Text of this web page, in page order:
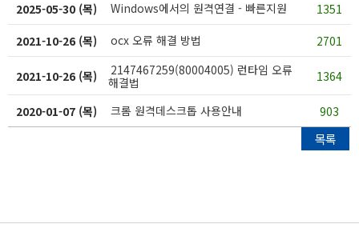
2025-05-30 (목) Windows에서의 원격연결 - 빠른지원
1351
2021-10-26 (목)
ocx 오류 해결 방법 2701
2021-10-26 (목)
2147467259(80004005) 런타임 오류
해결법
1364
2020-01-07 (목) 크롬 원격데스크톱 사용안내 903
목록